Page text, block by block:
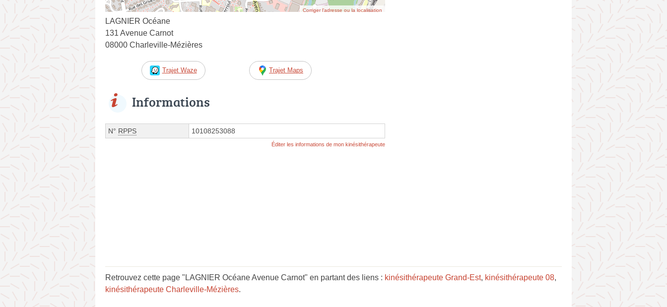
Corriger l’adresse ou la localisation
LAGNIER Océane
131 Avenue Carnot
08000 Charleville-Mézières
Trajet Waze Trajet Maps
Informations
N° RPPS 10108253088
Éditer les informations de mon kinésithérapeute
Retrouvez cette page "LAGNIER Océane Avenue Carnot" en partant des liens : kinésithérapeute Grand-Est, kinésithérapeute 08,
kinésithérapeute Charleville-Mézières.